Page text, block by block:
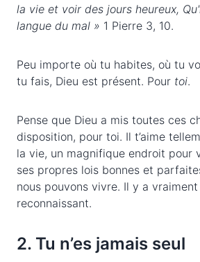
la vie et voir des jours heureux,
langue du mal » 1 Pierre 3, 10.
Peu importe où tu habites, où tu
tu fais, Dieu est présent. Pour toi.
Pense que Dieu a mis toutes ces
disposition, pour toi. Il t’aime
la vie, un magnifique endroit pour
ses propres lois bonnes et
nous pouvons vivre. Il y a
reconnaissant.
2. Tu n’es jamais seul